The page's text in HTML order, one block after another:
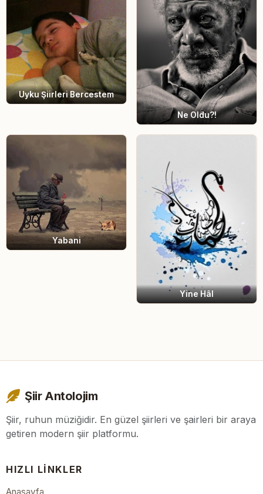
Uyku Şiirleri Bercestem
Ne Oldu?!
Yabani
Yine Hâl
Şiir Antolojim
Şiir, ruhun müziğidir. En güzel şiirleri ve şairleri bir araya
getiren modern şiir platformu.
HIZLI LINKLER